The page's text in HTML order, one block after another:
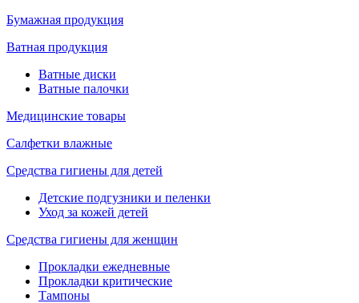
Бумажная продукция
Ватная продукция
Ватные диски
Ватные палочки
Медицинские товары
Салфетки влажные
Средства гигиены для детей
Детские подгузники и пеленки
Уход за кожей детей
Средства гигиены для женщин
Прокладки ежедневные
Прокладки критические
Тампоны